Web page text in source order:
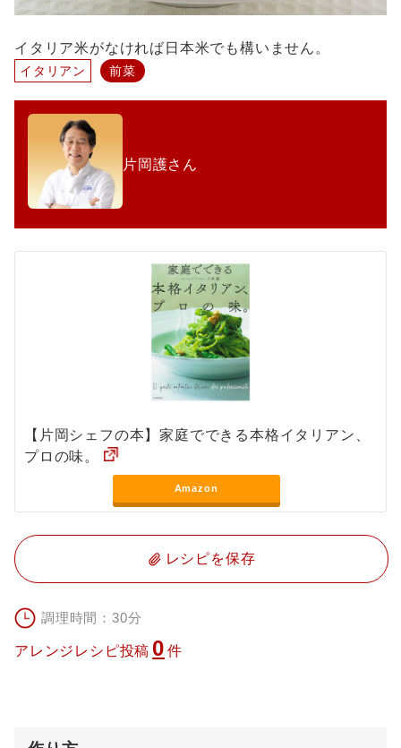
イタリア米がなければ日本米でも構いません。
イタリアン 前菜
片岡護さん
【片岡シェフの本】家庭でできる本格イタリアン、
プロの味。
Amazon
レシピを保存
調理時間：30分
アレンジレシピ投稿 0 件